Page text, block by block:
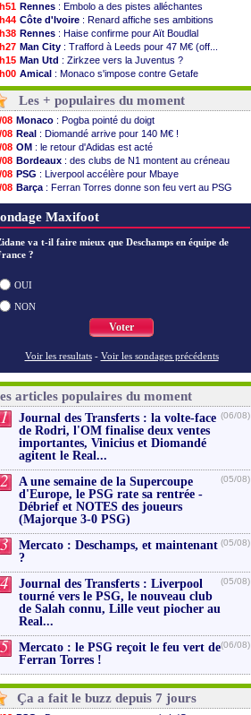
Rennes : Embolo a des pistes alléchantes
Côte d'Ivoire : Renard affiche ses ambitions
Rennes : Haise confirme pour Aït Boudlal
Man City : Trafford à Leeds pour 47 M€ (off...
Man Utd : Zirkzee vers la Juventus ?
Amical : Monaco s'impose contre Getafe
Nantes: Der Zakarian et sa relation avec Kita
OM: le club prêt à libérer Kondogbia ?
Monaco: le message touchant d'Akliouche
FIFA: Tebas en remet une couche
FIFA : l'UEFA maintient la pression
PSG: Tebas encense Luis Enrique
Real: Vinicius jusqu'en 2032 (officiel)
Lyon: Mangala va rejoindre Getafe
OM: une offre refusée pour Aguerd
Troyes: Junior Diaz jusqu'en 2030 (officiel)
OM : une offre pour Bulka
PSG
Arsenal
Les + populaires du moment
08 Monaco : Pogba pointé du doigt
08 Real : Diomandé arrive pour 140 M€ !
08 OM : le retour d'Adidas est acté
08 Bordeaux : des clubs de N1 montent au créneau
08 PSG : Liverpool accélère pour Mbaye
08 Barça : Ferran Torres donne son feu vert au PSG
08 Man City: Rodri préfère le Barça au Real !
Maxifoot
va t-il faire mieux que Deschamps en équipe de
?
OUI
NON
Voter
Voir les resultats - Voir les sondages précédents
articles populaires du moment
1
Journal des Transferts : la volte-face
de Rodri, l'OM finalise deux ventes
importantes, Vinicius et Diomandé
agitent le Real...
(06/08)
2
A une semaine de la Supercoupe
d'Europe, le PSG rate sa rentrée -
Débrief et NOTES des joueurs
(Majorque 3-0 PSG)
(05/08)
3
Mercato : Deschamps, et maintenant
?
(05/08)
4
Journal des Transferts : Liverpool
tourné vers le PSG, le nouveau club
de Salah connu, Lille veut piocher au
Real...
(05/08)
5
Mercato : le PSG reçoit le feu vert de
Ferran Torres !
(06/08)
Ça a fait le buzz depuis 7 jours